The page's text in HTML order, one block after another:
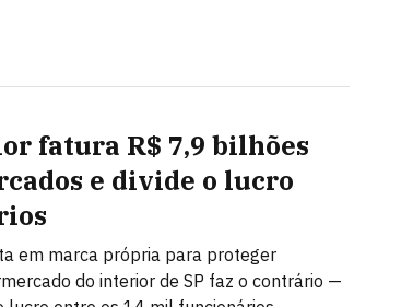
fatura R$ 7,9 bilhões
e divide o lucro
em marca própria para proteger
do interior de SP faz o contrário —